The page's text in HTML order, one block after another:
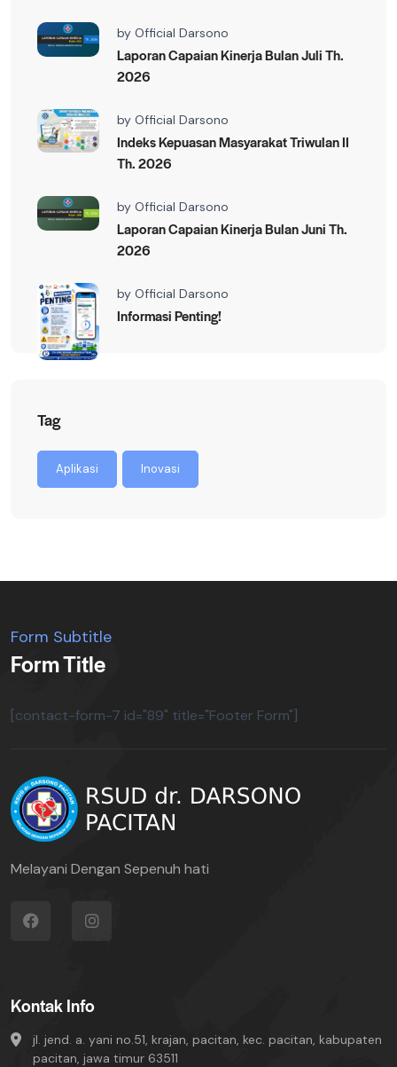
by Official Darsono
Laporan Capaian Kinerja Bulan Juli Th.
2026
by Official Darsono
Indeks Kepuasan Masyarakat Triwulan II
Th. 2026
by Official Darsono
Laporan Capaian Kinerja Bulan Juni Th.
2026
by Official Darsono
Informasi Penting!
Tag
Aplikasi Inovasi
Form Subtitle
Form Title
[contact-form-7 id="89" title="Footer Form"]
Melayani Dengan Sepenuh hati
Kontak Info
jl. jend. a. yani no.51, krajan, pacitan, kec. pacitan, kabupaten
pacitan, jawa timur 63511